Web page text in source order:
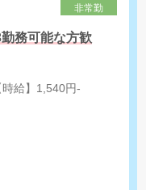
非常勤
務可能な方歓
時給】1,540円-